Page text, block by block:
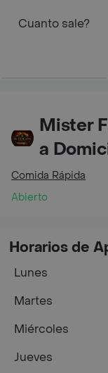
Cuanto sale?
Mister
a
Comida Rápida
Abierto
Horarios de
Lunes
Martes
Miércoles
Jueves